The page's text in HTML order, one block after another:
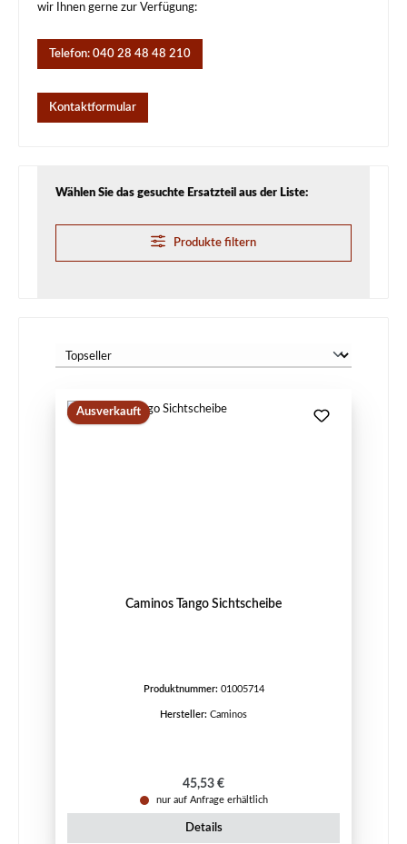
wir Ihnen gerne zur Verfügung:
Telefon: 040 28 48 48 210
Kontaktformular
Wählen Sie das gesuchte Ersatzteil aus der Liste:
Produkte filtern
Ausverkauft
Caminos Tango Sichtscheibe
Produktnummer: 01005714
Hersteller: Caminos
Regulärer Preis:
45,53 €
nur auf Anfrage erhältlich
Details